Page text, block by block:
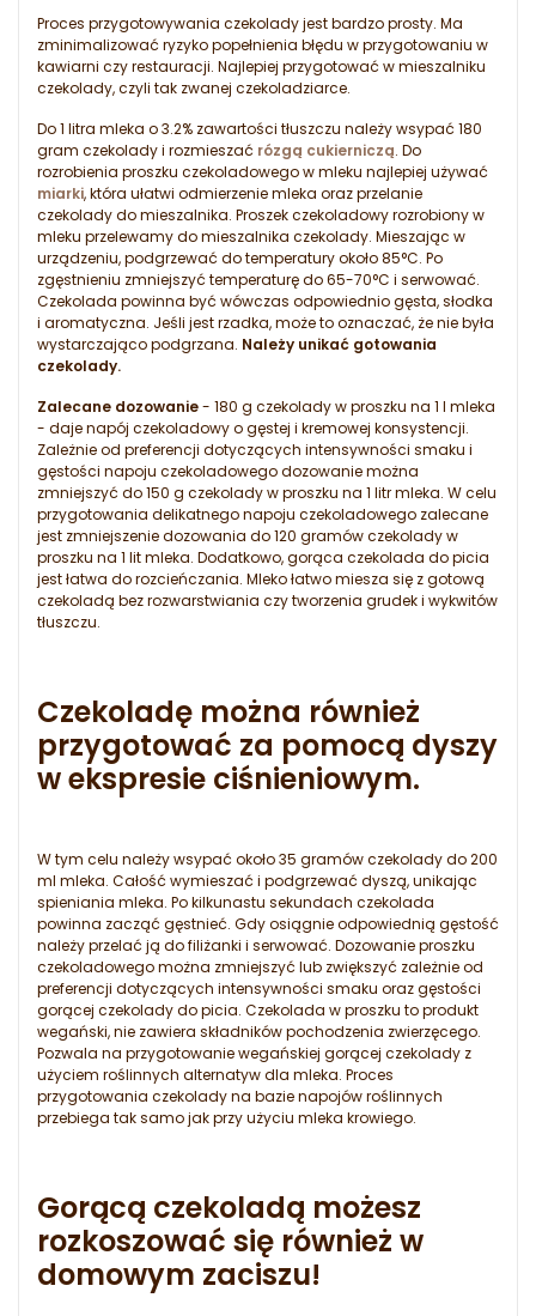
Proces przygotowywania czekolady jest bardzo prosty. Ma
zminimalizować ryzyko popełnienia błędu w przygotowaniu w
kawiarni czy restauracji. Najlepiej przygotować w mieszalniku
czekolady, czyli tak zwanej czekoladziarce.
Do 1 litra mleka o 3.2% zawartości tłuszczu należy wsypać 180
gram czekolady i rozmieszać rózgą cukierniczą. Do
rozrobienia proszku czekoladowego w mleku najlepiej używać
miarki, która ułatwi odmierzenie mleka oraz przelanie
czekolady do mieszalnika. Proszek czekoladowy rozrobiony w
mleku przelewamy do mieszalnika czekolady. Mieszając w
urządzeniu, podgrzewać do temperatury około 85°C. Po
zgęstnieniu zmniejszyć temperaturę do 65-70°C i serwować.
Czekolada powinna być wówczas odpowiednio gęsta, słodka
i aromatyczna. Jeśli jest rzadka, może to oznaczać, że nie była
wystarczająco podgrzana. Należy unikać gotowania
czekolady.
Zalecane dozowanie- 180 g czekolady w proszku na 1 l mleka
- daje napój czekoladowy o gęstej i kremowej konsystencji.
Zależnie od preferencji dotyczących intensywności smaku i
gęstości napoju czekoladowego dozowanie można
zmniejszyć do 150 g czekolady w proszku na 1 litr mleka. W celu
przygotowania delikatnego napoju czekoladowego zalecane
jest zmniejszenie dozowania do 120 gramów czekolady w
proszku na 1 lit mleka. Dodatkowo, gorąca czekolada do picia
jest łatwa do rozcieńczania. Mleko łatwo miesza się z gotową
czekoladą bez rozwarstwiania czy tworzenia grudek i wykwitów
tłuszczu.
Czekoladę można również
przygotować za pomocą dyszy
w ekspresie ciśnieniowym.
W tym celu należy wsypać około 35 gramów czekolady do 200
ml mleka. Całość wymieszać i podgrzewać dyszą, unikając
spieniania mleka. Po kilkunastu sekundach czekolada
powinna zacząć gęstnieć. Gdy osiągnie odpowiednią gęstość
należy przelać ją do filiżanki i serwować. Dozowanie proszku
czekoladowego można zmniejszyć lub zwiększyć zależnie od
preferencji dotyczących intensywności smaku oraz gęstości
gorącej czekolady do picia. Czekolada w proszku to produkt
wegański, nie zawiera składników pochodzenia zwierzęcego.
Pozwala na przygotowanie wegańskiej gorącej czekolady z
użyciem roślinnych alternatyw dla mleka. Proces
przygotowania czekolady na bazie napojów roślinnych
przebiega tak samo jak przy użyciu mleka krowiego.
Gorącą czekoladą możesz
rozkoszować się również w
domowym zaciszu!